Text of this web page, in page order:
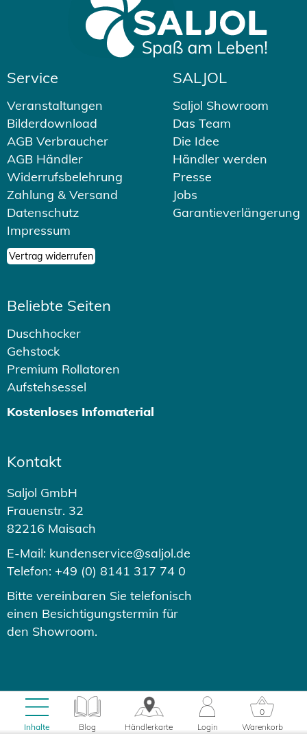
Inhalte Blog Händlerkarte Login
0
Warenkorb
Service
Veranstaltungen
Bilderdownload
AGB Verbraucher
AGB Händler
Widerrufsbelehrung
Zahlung & Versand
Datenschutz
Impressum
Vertrag widerrufen
SALJOL
Saljol Showroom
Das Team
Die Idee
Händler werden
Presse
Jobs
Garantieverlängerung
Beliebte Seiten
Duschhocker
Gehstock
Premium Rollatoren
Aufstehsessel
Kostenloses Infomaterial
Kontakt
Saljol GmbH
Frauenstr. 32
82216 Maisach
E-Mail: kundenservice@saljol.de
Telefon: +49 (0) 8141 317 74 0
Bitte vereinbaren Sie telefonisch
einen Besichtigungstermin für
den Showroom.
© 2026 - Saljol GmbH
0.59s